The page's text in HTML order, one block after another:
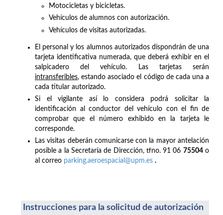
Motocicletas y bicicletas.
Vehículos de alumnos con autorización.
Vehículos de visitas autorizadas.
El personal y los alumnos autorizados dispondrán de una
tarjeta identificativa numerada, que deberá exhibir en el
salpicadero del vehículo. Las tarjetas serán
intransferibles, estando asociado el código de cada una a
cada titular autorizado.
Si el vigilante así lo considera podrá solicitar la
identificación al conductor del vehículo con el fin de
comprobar que el número exhibido en la tarjeta le
corresponde.
Las visitas deberán comunicarse con la mayor antelación
posible a la Secretaría de Dirección, tfno. 91 06 75504o
al correo parking.aeroespacial@upm.es .
Instrucciones para la solicitud de autorización